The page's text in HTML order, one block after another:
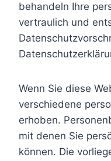
behandeln Ihre
vertraulich und
Wenn Sie diese
verschiedene
erhoben.
mit denen Sie
können. Die